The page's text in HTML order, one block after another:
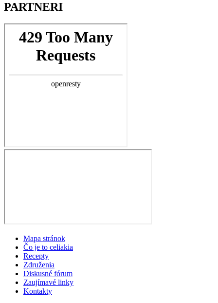
PARTNERI
Mapa stránok
Čo je to celiakia
Recepty
Združenia
Diskusné fórum
Zaujímavé linky
Kontakty